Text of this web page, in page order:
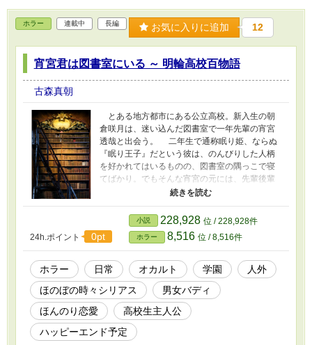
ホラー 連載中 長編 お気に入りに追加 12
宵宮君は図書室にいる ～ 明輪高校百物語
古森真朝
とある地方都市にある公立高校。新入生の朝
倉咲月は、迷い込んだ図書室で一年先輩の宵宮
透哉と出会う。 二年生で通称眠り姫、ならぬ
『眠り王子』だという彼は、のんびりした人柄
を好かれてはいるものの、図書室の隅っこで寝
てばかり。でもそんな宵宮の元には、先輩後輩
問わず相談に来る人が多数。しかも中身は何故
か、揃いも揃って咲月の苦手な怪談っぽいもの
ばかりだった。 いつもマイペースな宵宮君
は、どんな恐ろしげな相談でも、やっぱりのほ
ほんと受け付けてはこう言う。 『じゃあ、行
ってみようか。朝倉さん』『嫌ですってば
ぁ！！！』 万年居眠り常習犯と、そのお目付
役。凸凹コンビによる学校の怪談調査録、はじ
まりはじまり。 ※短編は綺想編纂館 （朧）様
(@Fictionarys)のTwitter企画「文披31題」参加作
品です ※カクヨム様にて先行掲載しております
24h.ポイント 0pt
小説 228,928 位 / 228,928件
ホラー 8,516 位 / 8,516件
ホラー 日常 オカルト 学園
人外
ほのぼの時々シリアス
男女バディ
ほんのり恋愛
高校生主人公
ハッピーエンド予定